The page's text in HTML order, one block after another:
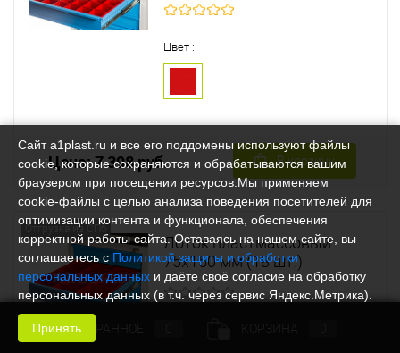
Цвет :
Цена: 7 398 руб. В корзину
Отгрузка из СПб
Лоток пластмассовый
75х150 мм (18 шт.)
ИЗБРАННОЕ
Сайт a1plast.ru и все его поддомены используют файлы
cookie, которые сохраняются и обрабатываются вашим
браузером при посещении ресурсов.Мы применяем
cookie‑файлы с целью анализа поведения посетителей для
оптимизации контента и функционала, обеспечения
корректной работы сайта. Оставаясь на нашем сайте, вы
соглашаетесь с Политикой защиты и обработки
персональных данных и даёте своё согласие на обработку
персональных данных (в т.ч. через сервис Яндекс.Метрика).
Принять